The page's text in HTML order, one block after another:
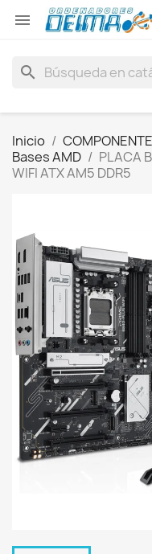

search
Inicio
Bases AMD
PLACA
WIFI ATX AM5 DDR5